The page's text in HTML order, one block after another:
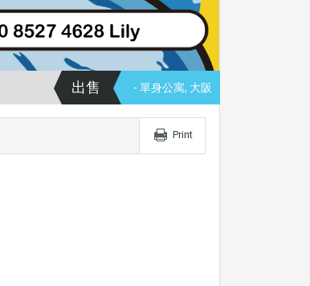
出售 - 單身公寓, 大阪
Print